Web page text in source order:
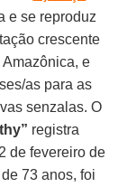
e se reproduz
crescente
e
as para as
senzalas. O
registra
de fevereiro de
73 anos, foi